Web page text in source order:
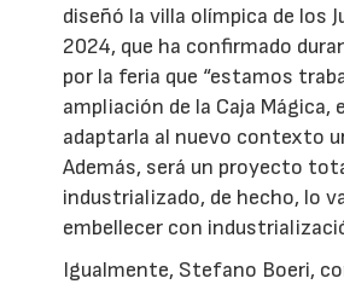
diseñó la villa olímpica de los
2024, que ha confirmado
por la feria que “estamos
ampliación de la Caja Mágica,
adaptarla al nuevo contexto
Además, será un proyecto
industrializado, de hecho, lo
embellecer con
Igualmente, Stefano Boeri,